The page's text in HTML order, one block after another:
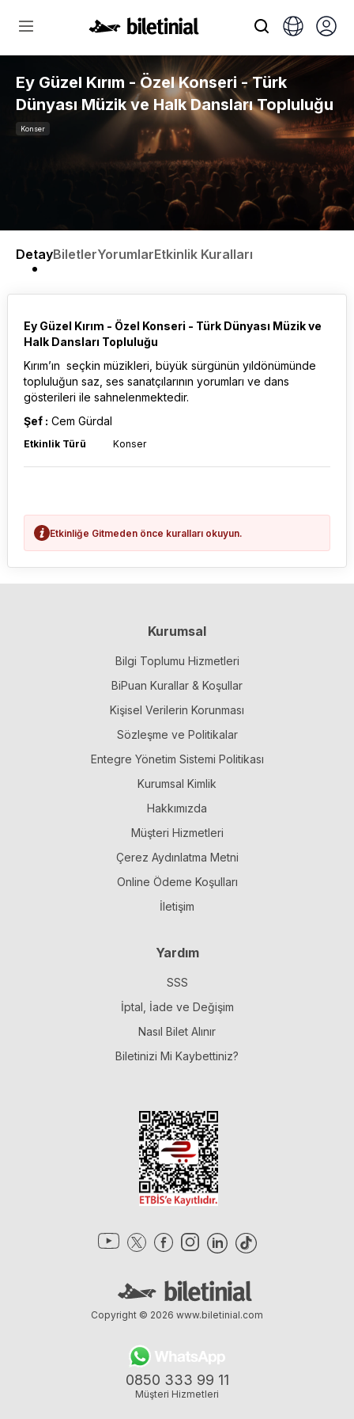
Ey Güzel Kırım - Özel Konseri - Türk
Dünyası Müzik ve Halk Dansları Topluluğu
Konser
DetayBiletlerYorumlarEtkinlik Kuralları
Ey Güzel Kırım - Özel Konseri - Türk Dünyası Müzik ve
Halk Dansları Topluluğu
Kırım’ın seçkin müzikleri, büyük sürgünün yıldönümünde
topluluğun saz, ses sanatçılarının yorumları ve dans
gösterileri ile sahnelenmektedir.
Şef : Cem Gürdal
Etkinlik Türü Konser
Etkinliğe Gitmeden önce kuralları okuyun.
Kurumsal
Bilgi Toplumu Hizmetleri
BiPuan Kurallar & Koşullar
Kişisel Verilerin Korunması
Sözleşme ve Politikalar
Entegre Yönetim Sistemi Politikası
Kurumsal Kimlik
Hakkımızda
Müşteri Hizmetleri
Çerez Aydınlatma Metni
Online Ödeme Koşulları
İletişim
Yardım
SSS
İptal, İade ve Değişim
Nasıl Bilet Alınır
Biletinizi Mi Kaybettiniz?
0850 333 99 11
Müşteri Hizmetleri
Copyright © 2026 www.biletinial.com